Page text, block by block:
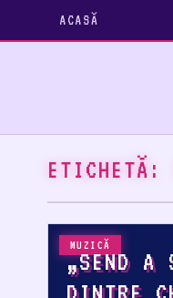
ACASĂ
ETICHETĂ:
MUZICĂ
„SEND A
DINTRE